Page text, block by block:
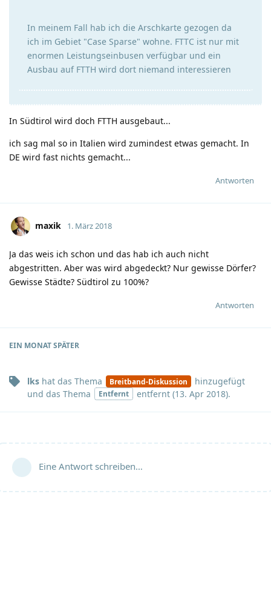
In meinem Fall hab ich die Arschkarte gezogen da
ich im Gebiet "Case Sparse" wohne. FTTC ist nur mit
enormen Leistungseinbusen verfügbar und ein
Ausbau auf FTTH wird dort niemand interessieren
In Südtirol wird doch FTTH ausgebaut...
ich sag mal so in Italien wird zumindest etwas gemacht. In
DE wird fast nichts gemacht...
Antworten
maxik 1. März 2018
Ja das weis ich schon und das hab ich auch nicht
abgestritten. Aber was wird abgedeckt? Nur gewisse Dörfer?
Gewisse Städte? Südtirol zu 100%?
Antworten
EIN MONATSPÄTER
lks hat das Thema Breitband-Diskussion
hinzugefügt
und das Thema Entfernt entfernt (13. Apr 2018).
Eine Antwort schreiben…